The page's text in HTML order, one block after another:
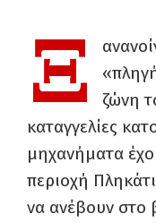
Ξ
ζώνη
καταγγελίες
μηχανήματα
περιοχή
να ανέβουν στο